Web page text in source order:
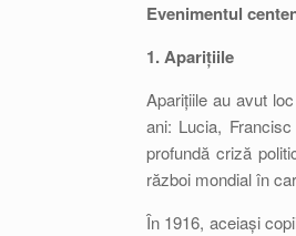
Evenimentul
1. Aparițiile
Aparițiile au avut
ani: Lucia,
profundă criză
război mondial în
În 1916, aceiași